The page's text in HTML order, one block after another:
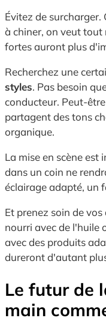
Évitez de
à chiner, on veut tout
fortes auront plus
Recherchez une
styles. Pas besoin
conducteur. Peut-
partagent des tons
organique.
La mise en scène est
dans un coin ne
éclairage adapté, un
Et prenez soin de
nourri avec de l'huile
avec des produits
dureront d'autant
Le futur de
main